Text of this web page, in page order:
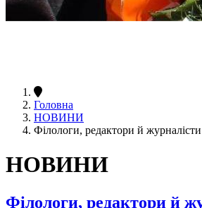
Головна
НОВИНИ
Філологи, редактори й
НОВИНИ
Філологи, редактори й